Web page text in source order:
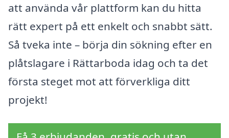
att använda vår plattform kan du hitta
rätt expert på ett enkelt och snabbt sätt.
Så tveka inte – börja din sökning efter en
plåtslagare i Rättarboda idag och ta det
första steget mot att förverkliga ditt
projekt!